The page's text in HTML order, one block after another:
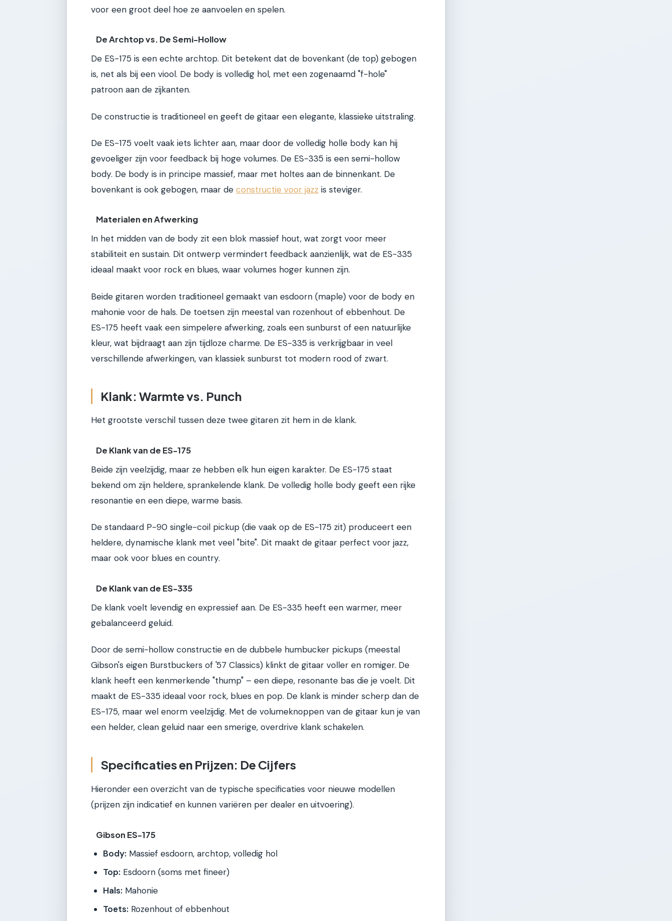
voor een groot deel hoe ze aanvoelen en spelen.
De Archtop vs. De Semi-Hollow
De ES-175 is een echte archtop. Dit betekent dat de bovenkant (de top) gebogen
is, net als bij een viool. De body is volledig hol, met een zogenaamd "f-hole"
patroon aan de zijkanten.
De constructie is traditioneel en geeft de gitaar een elegante, klassieke uitstraling.
De ES-175 voelt vaak iets lichter aan, maar door de volledig holle body kan hij
gevoeliger zijn voor feedback bij hoge volumes. De ES-335 is een semi-hollow
body. De body is in principe massief, maar met holtes aan de binnenkant. De
bovenkant is ook gebogen, maar de constructie voor jazz is steviger.
Materialen en Afwerking
In het midden van de body zit een blok massief hout, wat zorgt voor meer
stabiliteit en sustain. Dit ontwerp vermindert feedback aanzienlijk, wat de ES-335
ideaal maakt voor rock en blues, waar volumes hoger kunnen zijn.
Beide gitaren worden traditioneel gemaakt van esdoorn (maple) voor de body en
mahonie voor de hals. De toetsen zijn meestal van rozenhout of ebbenhout. De
ES-175 heeft vaak een simpelere afwerking, zoals een sunburst of een natuurlijke
kleur, wat bijdraagt aan zijn tijdloze charme. De ES-335 is verkrijgbaar in veel
verschillende afwerkingen, van klassiek sunburst tot modern rood of zwart.
Klank: Warmte vs. Punch
Het grootste verschil tussen deze twee gitaren zit hem in de klank.
De Klank van de ES-175
Beide zijn veelzijdig, maar ze hebben elk hun eigen karakter. De ES-175 staat
bekend om zijn heldere, sprankelende klank. De volledig holle body geeft een rijke
resonantie en een diepe, warme basis.
De standaard P-90 single-coil pickup (die vaak op de ES-175 zit) produceert een
heldere, dynamische klank met veel "bite". Dit maakt de gitaar perfect voor jazz,
maar ook voor blues en country.
De Klank van de ES-335
De klank voelt levendig en expressief aan. De ES-335 heeft een warmer, meer
gebalanceerd geluid.
Door de semi-hollow constructie en de dubbele humbucker pickups (meestal
Gibson's eigen Burstbuckers of '57 Classics) klinkt de gitaar voller en romiger. De
klank heeft een kenmerkende "thump" – een diepe, resonante bas die je voelt. Dit
maakt de ES-335 ideaal voor rock, blues en pop. De klank is minder scherp dan de
ES-175, maar wel enorm veelzijdig. Met de volumeknoppen van de gitaar kun je van
een helder, clean geluid naar een smerige, overdrive klank schakelen.
Specificaties en Prijzen: De Cijfers
Hieronder een overzicht van de typische specificaties voor nieuwe modellen
(prijzen zijn indicatief en kunnen variëren per dealer en uitvoering).
Gibson ES-175
Body: Massief esdoorn, archtop, volledig hol
Top: Esdoorn (soms met fineer)
Hals: Mahonie
Toets: Rozenhout of ebbenhout